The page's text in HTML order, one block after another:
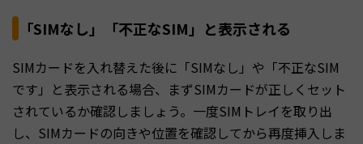
「SIMなし」「不正なSIM」と表示される
SIMカードを入れ替えた後に「SIMなし」や「不正なSIM
です」と表示される場合、まずSIMカードが正しくセット
されているか確認しましょう。一度SIMトレイを取り出
し、SIMカードの向きや位置を確認してから再度挿入しま